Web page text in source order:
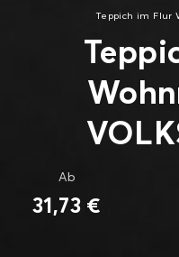
Teppich im Flur
Ab
31,73 €